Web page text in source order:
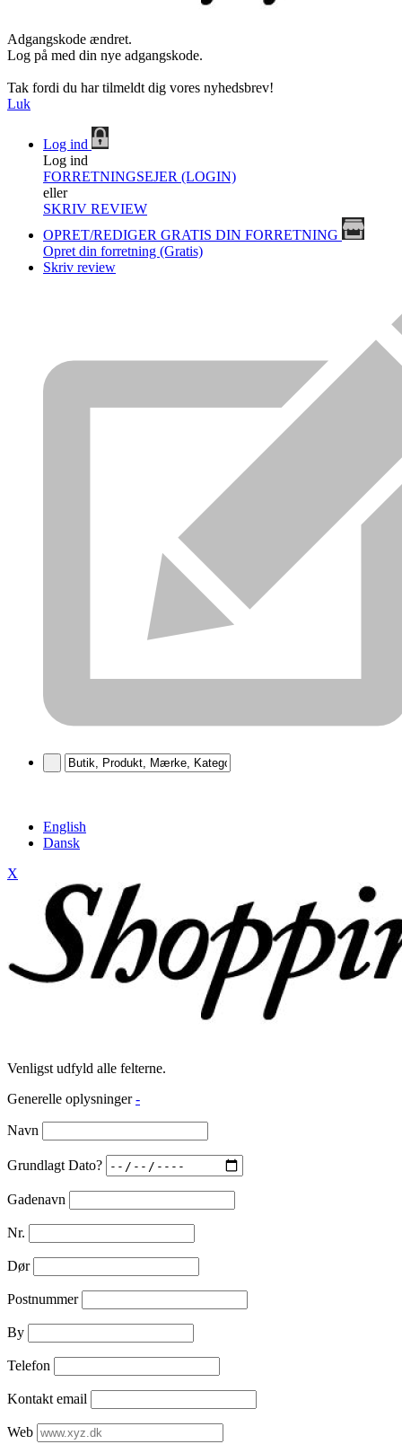
Adgangskode ændret.
Log på med din nye adgangskode.
Tak fordi du har tilmeldt dig vores nyhedsbrev!
Luk
Log ind
Log ind
FORRETNINGSEJER (LOGIN)
eller
SKRIV REVIEW
OPRET/REDIGER GRATIS DIN FORRETNING
Opret din forretning (Gratis)
Skriv review
English
Dansk
X
Venligst udfyld alle felterne.
Generelle oplysninger -
Navn
Grundlagt Dato?
Gadenavn
Nr.
Dør
Postnummer
By
Telefon
Kontakt email
Web